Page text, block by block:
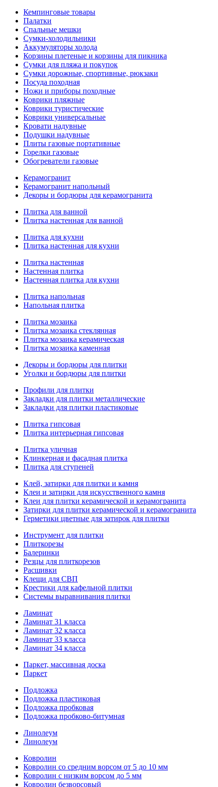
Кемпинговые товары
Палатки
Спальные мешки
Сумки-холодильники
Аккумуляторы холода
Корзины плетеные и корзины для пикника
Сумки для пляжа и покупок
Сумки дорожные, спортивные, рюкзаки
Посуда походная
Ножи и приборы походные
Коврики пляжные
Коврики туристические
Коврики универсальные
Кровати надувные
Подушки надувные
Плиты газовые портативные
Горелки газовые
Обогреватели газовые
Керамогранит
Керамогранит напольный
Декоры и бордюры для керамогранита
Плитка для ванной
Плитка настенная для ванной
Плитка для кухни
Плитка настенная для кухни
Плитка настенная
Настенная плитка
Настенная плитка для кухни
Плитка напольная
Напольная плитка
Плитка мозаика
Плитка мозаика стеклянная
Плитка мозаика керамическая
Плитка мозаика каменная
Декоры и бордюры для плитки
Уголки и бордюры для плитки
Профили для плитки
Закладки для плитки металлические
Закладки для плитки пластиковые
Плитка гипсовая
Плитка интерьерная гипсовая
Плитка уличная
Клинкерная и фасадная плитка
Плитка для ступеней
Клей, затирки для плитки и камня
Клеи и затирки для искусственного камня
Клеи для плитки керамической и керамогранита
Затирки для плитки керамической и керамогранита
Герметики цветные для затирок для плитки
Инструмент для плитки
Плиткорезы
Балеринки
Резцы для плиткорезов
Расшивки
Клещи для СВП
Крестики для кафельной плитки
Системы выравнивания плитки
Ламинат
Ламинат 31 класса
Ламинат 32 класса
Ламинат 33 класса
Ламинат 34 класса
Паркет, массивная доска
Паркет
Подложка
Подложка пластиковая
Подложка пробковая
Подложка пробково-битумная
Линолеум
Линолеум
Ковролин
Ковролин со средним ворсом от 5 до 10 мм
Ковролин с низким ворсом до 5 мм
Ковролин безворсовый